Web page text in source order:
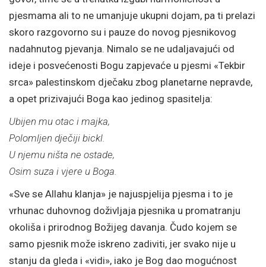
pjesmama ali to ne umanjuje ukupni dojam, pa ti prelazi
skoro razgovorno su i pauze do novog pjesnikovog
nadahnutog pjevanja. Nimalo se ne udaljavajući od
ideje i posvećenosti Bogu zapjevaće u pjesmi «Tekbir
srca» palestinskom dječaku zbog planetarne nepravde,
a opet prizivajući Boga kao jedinog spasitelja:
Ubijen mu otac i majka,
Polomljen dječiji bickl.
U njemu ništa ne ostade,
Osim suza i vjere u Boga.
«Sve se Allahu klanja» je najuspjelija pjesma i to je
vrhunac duhovnog doživljaja pjesnika u promatranju
okoliša i prirodnog Božijeg davanja. Čudo kojem se
samo pjesnik može iskreno zadiviti, jer svako nije u
stanju da gleda i «vidi», iako je Bog dao mogućnost